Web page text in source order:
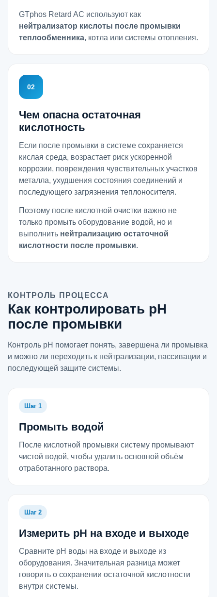
GTphos Retard AC используют как
нейтрализатор кислоты после промывки
теплообменника, котла или системы отопления.
02
Чем опасна остаточная
кислотность
Если после промывки в системе сохраняется
кислая среда, возрастает риск ускоренной
коррозии, повреждения чувствительных участков
металла, ухудшения состояния соединений и
последующего загрязнения теплоносителя.
Поэтому после кислотной очистки важно не
только промыть оборудование водой, но и
выполнить нейтрализацию остаточной
кислотности после промывки.
КОНТРОЛЬ ПРОЦЕССА
Как контролировать pH
после промывки
Контроль pH помогает понять, завершена ли промывка
и можно ли переходить к нейтрализации, пассивации и
последующей защите системы.
Шаг 1
Промыть водой
После кислотной промывки систему промывают
чистой водой, чтобы удалить основной объём
отработанного раствора.
Шаг 2
Измерить pH на входе и выходе
Сравните pH воды на входе и выходе из
оборудования. Значительная разница может
говорить о сохранении остаточной кислотности
внутри системы.